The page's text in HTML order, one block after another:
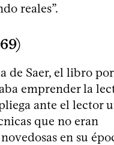
reales”.
de Saer, el libro
emprender la
ante el lector
que no eran
en su